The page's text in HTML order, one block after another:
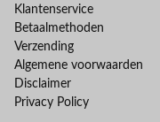
Klantenservice
Betaalmethoden
Verzending
Algemene voorwaarden
Disclaimer
Privacy Policy